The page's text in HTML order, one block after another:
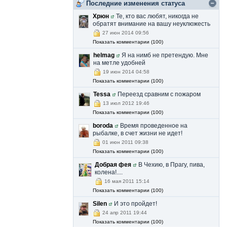
Silen -(01 сентября 2015 - 12:19 )
С Днем знаний!
Я в этом году в третий раз в первый класс
пошел.
Silen - (31 августа 2015 - 01:50 )
Последний день лета. Пролетело.
C праздником! Сегодня Международный
день пива — ежегодный неофициальный
праздник, проходящий в первую пятницу
августа.
Silen -(23 июля 2015 - 06:02 )
До рыбалки осталось меньше 2х месяцев!
Silen -(14 июля 2015 - 08:26 )
Сегодня день взятия Бастилии. УРА!!!
Silen -(28 июня 2015 - 08:01 )
Вернулся.
Последние изменения статуса
Хрюн
Те, кто вас любят, никогда не
обратят внимание на вашу неуклюжесть
27 июн 2014 09:56
Показать комментарии (100)
helmag
Я на нимб не претендую. Мне
на метле удобней
19 июн 2014 04:58
Показать комментарии (100)
Tessa Переезд сравним с пожаром
13 июл 2012 19:46
Показать комментарии (100)
boroda
Время проведенное на
рыбалке, в счет жизни не идет!
01 июн 2011 09:38
Показать комментарии (100)
Добрая фея
В Чехию, в Прагу, пива,
колена!....
16 мая 2011 15:14
Показать комментарии (100)
Silen И это пройдет!
24 апр 2011 19:44
Показать комментарии (100)